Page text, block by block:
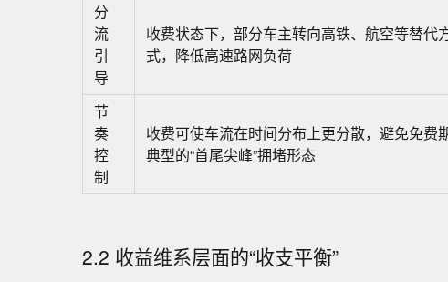
分
流
引
导
收费状态下，部分车主转向高铁、航空等替代
式，降低高速路网负荷
节
奏
控
制
收费可使车流在时间分布上更分散，避免免费
典型的“首尾尖峰”拥堵形态
2.2 收益维系层面的“收支平衡”